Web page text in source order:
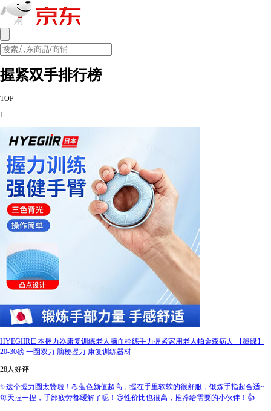
握紧双手排行榜
TOP
1
HYEGIIR日本握力器康复训练老人脑血栓练手力握紧家用老人帕金森病人 【墨绿】
20-30磅 一圈双力 脑梗握力 康复训练器材
28人好评
✨这个握力圈太赞啦！💪蓝色颜值超高，握在手里软软的很舒服，锻炼手指超合适~
每天捏一捏，手部疲劳都缓解了呢！😌性价比也很高，推荐给需要的小伙伴！👍